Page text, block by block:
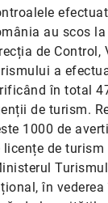
au scos
de
a
în total
de turism.
1000 de
licențe de
în